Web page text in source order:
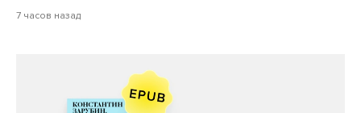
7 часов назад